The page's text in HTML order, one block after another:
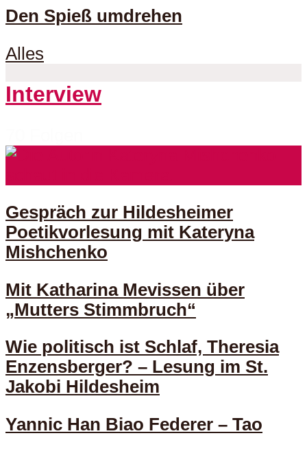
Den Spieß umdrehen
Alles
Interview
Gespräch zur Hildesheimer
Poetikvorlesung mit Kateryna
Mishchenko
Mit Katharina Mevissen über
„Mutters Stimmbruch“
Wie politisch ist Schlaf, Theresia
Enzensberger? – Lesung im St.
Jakobi Hildesheim
Yannic Han Biao Federer – Tao